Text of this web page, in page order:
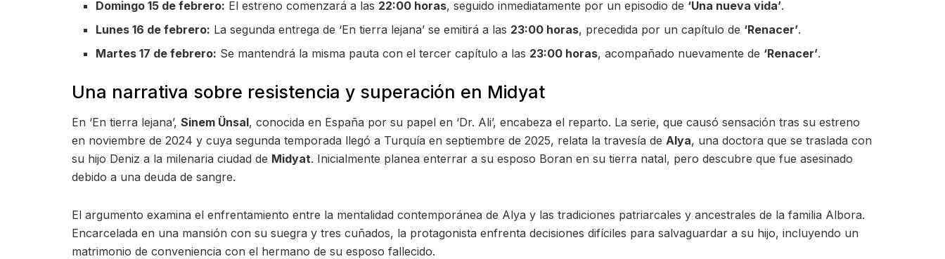
Domingo 15 de febrero: El estreno comenzará a las 22:00 horas, seguido inmediatamente por un episodio de ‘Una nueva vida’.
Lunes 16 de febrero: La segunda entrega de ‘En tierra lejana’ se emitirá a las 23:00 horas, precedida por un capítulo de ‘Renacer’.
Martes 17 de febrero: Se mantendrá la misma pauta con el tercer capítulo a las 23:00 horas, acompañado nuevamente de ‘Renacer’.
Una narrativa sobre resistencia y superación en Midyat
En ‘En tierra lejana’, Sinem Ünsal, conocida en España por su papel en ‘Dr. Ali’, encabeza el reparto. La serie, que causó sensación tras su estreno
en noviembre de 2024 y cuya segunda temporada llegó a Turquía en septiembre de 2025, relata la travesía de Alya, una doctora que se traslada con
su hijo Deniz a la milenaria ciudad de Midyat. Inicialmente planea enterrar a su esposo Boran en su tierra natal, pero descubre que fue asesinado
debido a una deuda de sangre.
El argumento examina el enfrentamiento entre la mentalidad contemporánea de Alya y las tradiciones patriarcales y ancestrales de la familia Albora.
Encarcelada en una mansión con su suegra y tres cuñados, la protagonista enfrenta decisiones difíciles para salvaguardar a su hijo, incluyendo un
matrimonio de conveniencia con el hermano de su esposo fallecido.